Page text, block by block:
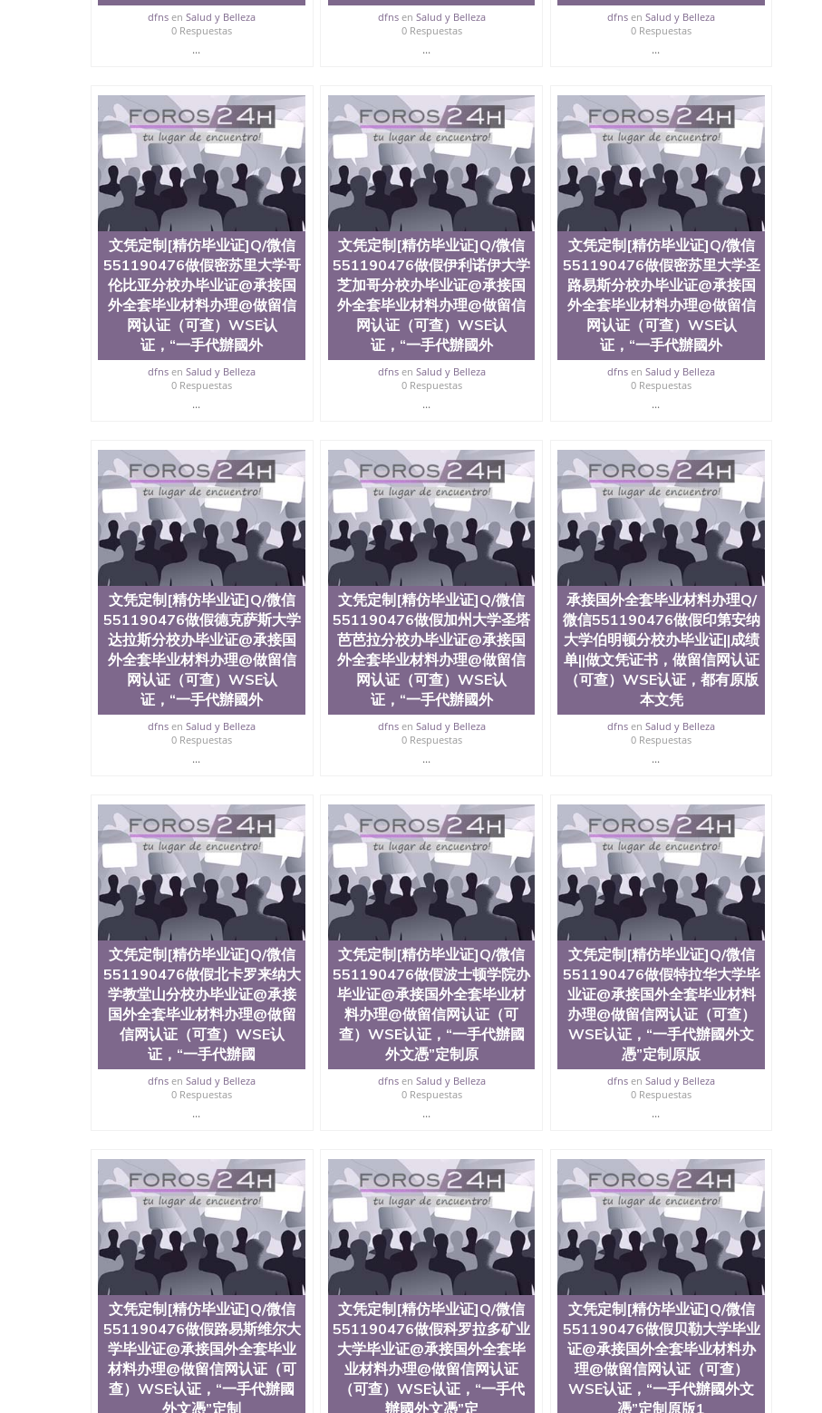
dfns enSalud y Belleza
0 Respuestas
...
dfnsen Salud y Belleza
0 Respuestas
...
dfns enSalud y Belleza
0 Respuestas
...
文凭定制[精仿毕业证]Q/微信
551190476做假密苏里大学哥
伦比亚分校办毕业证@承接国
外全套毕业材料办理@做留信
网认证（可查）WSE认
证，“一手代辦國外
dfns enSalud y Belleza
0 Respuestas
...
文凭定制[精仿毕业证]Q/微信
551190476做假伊利诺伊大学
芝加哥分校办毕业证@承接国
外全套毕业材料办理@做留信
网认证（可查）WSE认
证，“一手代辦國外
dfnsen Salud y Belleza
0 Respuestas
...
文凭定制[精仿毕业证]Q/微信
551190476做假密苏里大学圣
路易斯分校办毕业证@承接国
外全套毕业材料办理@做留信
网认证（可查）WSE认
证，“一手代辦國外
dfns enSalud y Belleza
0 Respuestas
...
文凭定制[精仿毕业证]Q/微信
551190476做假德克萨斯大学
达拉斯分校办毕业证@承接国
外全套毕业材料办理@做留信
网认证（可查）WSE认
证，“一手代辦國外
dfns enSalud y Belleza
0 Respuestas
...
文凭定制[精仿毕业证]Q/微信
551190476做假加州大学圣塔
芭芭拉分校办毕业证@承接国
外全套毕业材料办理@做留信
网认证（可查）WSE认
证，“一手代辦國外
dfnsen Salud y Belleza
0 Respuestas
...
承接国外全套毕业材料办理Q/
微信551190476做假印第安纳
大学伯明顿分校办毕业证||成绩
单||做文凭证书，做留信网认证
（可查）WSE认证，都有原版
本文凭
dfns enSalud y Belleza
0 Respuestas
...
文凭定制[精仿毕业证]Q/微信
551190476做假北卡罗来纳大
学教堂山分校办毕业证@承接
国外全套毕业材料办理@做留
信网认证（可查）WSE认
证，“一手代辦國
dfns enSalud y Belleza
0 Respuestas
...
文凭定制[精仿毕业证]Q/微信
551190476做假波士顿学院办
毕业证@承接国外全套毕业材
料办理@做留信网认证（可
查）WSE认证，“一手代辦國
外文憑”定制原
dfnsen Salud y Belleza
0 Respuestas
...
文凭定制[精仿毕业证]Q/微信
551190476做假特拉华大学毕
业证@承接国外全套毕业材料
办理@做留信网认证（可查）
WSE认证，“一手代辦國外文
憑”定制原版
dfns enSalud y Belleza
0 Respuestas
...
文凭定制[精仿毕业证]Q/微信
551190476做假路易斯维尔大
学毕业证@承接国外全套毕业
材料办理@做留信网认证（可
查）WSE认证，“一手代辦國
外文憑”定制
文凭定制[精仿毕业证]Q/微信
551190476做假科罗拉多矿业
大学毕业证@承接国外全套毕
业材料办理@做留信网认证
（可查）WSE认证，“一手代
辦國外文憑”定
文凭定制[精仿毕业证]Q/微信
551190476做假贝勒大学毕业
证@承接国外全套毕业材料办
理@做留信网认证（可查）
WSE认证，“一手代辦國外文
憑”定制原版1